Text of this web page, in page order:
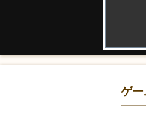
ゲー